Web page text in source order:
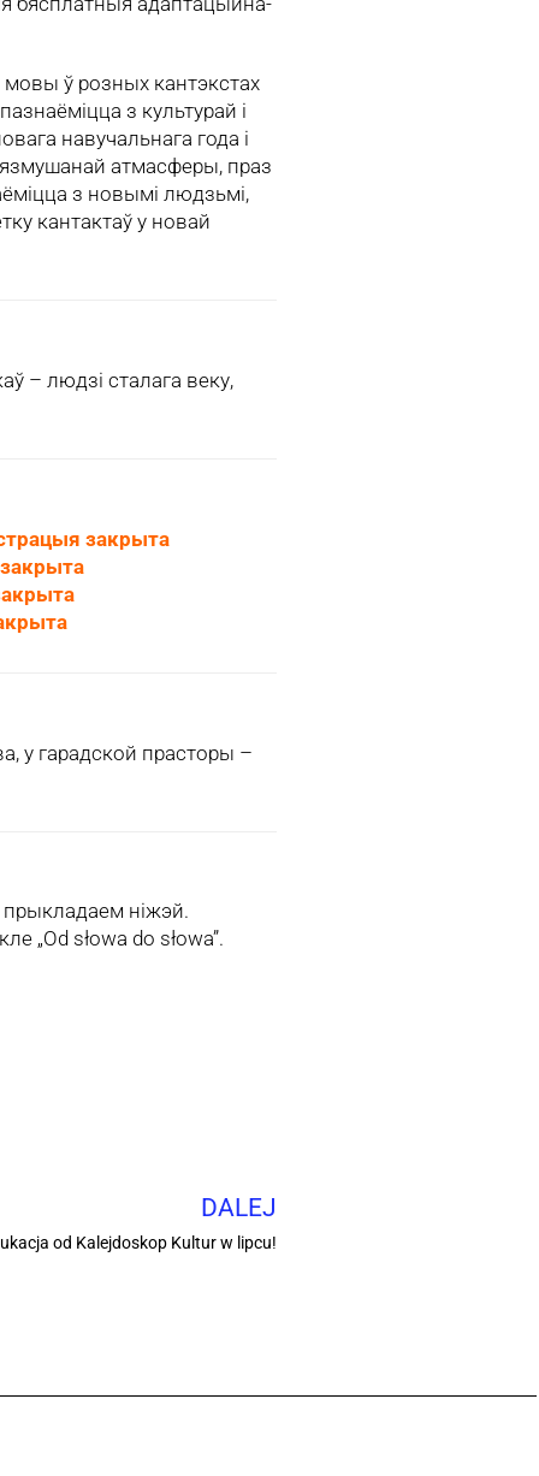
ў розных кантэкстах
з культурай і
навучальнага года і
атмасферы, праз
з новымі людзьмі,
кантактаў у новай
– людзі сталага веку,
закрыта
у гарадской прасторы –
ніжэй.
„Od słowa do słowa”.
DALEJ
od Kalejdoskop Kultur w lipcu!